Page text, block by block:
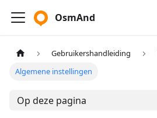
OsmAnd
Gebruikershandleiding
Algemene instellingen
Op deze pagina